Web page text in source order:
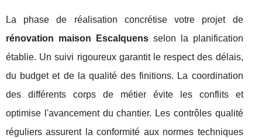
La phase de réalisation concrétise votre projet de
rénovation maison Escalquensselon la planification
établie. Un suivi rigoureux garantit le respect des délais,
du budget et de la qualité des finitions. La coordination
des différents corps de métier évite les conflits et
optimise l'avancement du chantier. Les contrôles qualité
réguliers assurent la conformité aux normes techniques